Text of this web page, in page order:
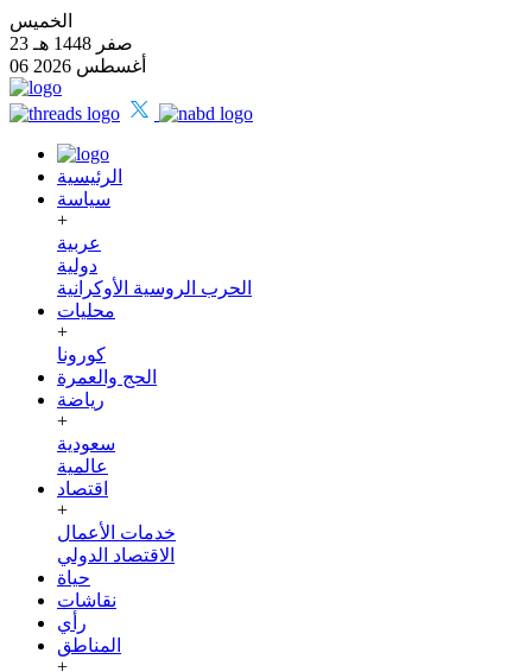
الخميس
23 صفر 1448 هـ
06 أغسطس 2026
الرئيسية
سياسة
+
عربية
دولية
الحرب الروسية الأوكرانية
محليات
+
كورونا
الحج والعمرة
رياضة
+
سعودية
عالمية
اقتصاد
+
خدمات الأعمال
الاقتصاد الدولي
حياة
نقاشات
رأي
المناطق
+